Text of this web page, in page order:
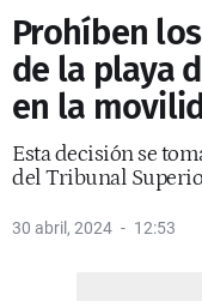
Prohíben
de la playa
en la
Esta decisión se
del Tribunal
30 abril, 2024 12:53